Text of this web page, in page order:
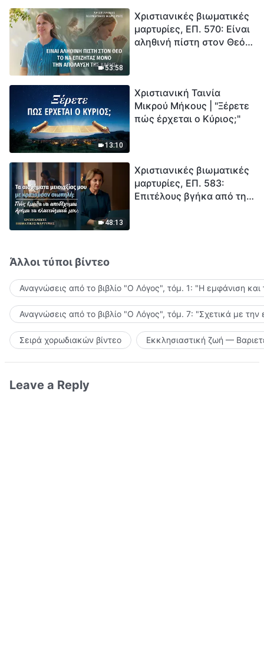
εξαφάνισης». Οι
καταστροφές χτυπούν.
Ξεκινά η αντίστροφη
53:58
Χριστιανικές βιωματικές
μαρτυρίες, ΕΠ. 570: Είναι
αληθινή πίστη στον Θεό
13:10
Χριστιανική Ταινία
Μικρού Μήκους | "Ξέρετε
πώς έρχεται ο Κύριος;"
48:13
Χριστιανικές βιωματικές
μαρτυρίες, ΕΠ. 583:
Επιτέλους βγήκα από τη
Άλλοι τύποι βίντεο
Αναγνώσεις από το βιβλίο "Ο Λόγος", τόμ. 1: "Η εμφάνιση
Αναγνώσεις από το βιβλίο "Ο Λόγος", τόμ. 7: "Σχετικά με την
Σειρά χορωδιακών βίντεο Εκκλησιαστική ζωή —
Leave a Reply